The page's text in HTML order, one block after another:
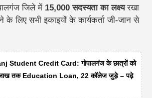
जिले में 15,000 सदस्यता का लक्ष्यरखा
के लिए सभी इकाइयों के कार्यकर्ता जी-जान से
Student Credit Card: गोपालगंज के छात्रों को
लाख तक Education Loan, 22 कॉलेज जुड़े – पढ़े